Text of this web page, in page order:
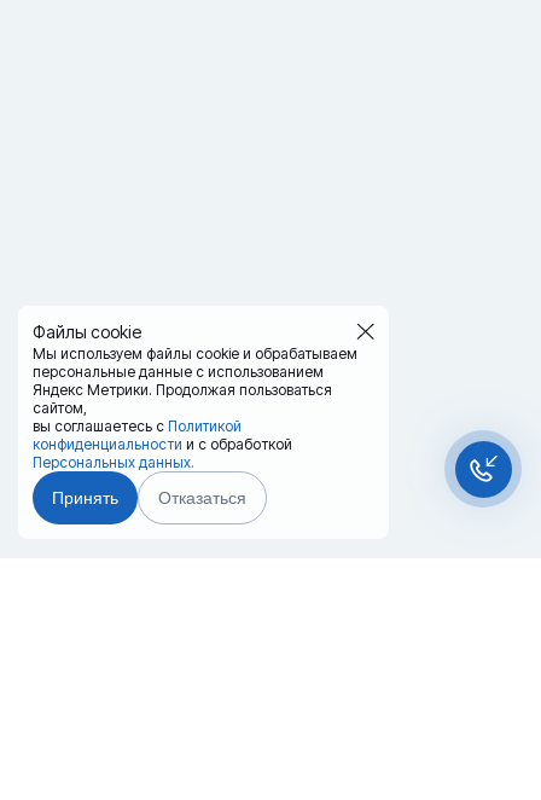
Файлы cookie
Мы используем файлы cookie и обрабатываем
персональные данные с использованием
Яндекс Метрики. Продолжая пользоваться
сайтом,
вы соглашаетесь с Политикой
конфиденциальности и с обработкой
Персональных данных.
Принять Отказаться